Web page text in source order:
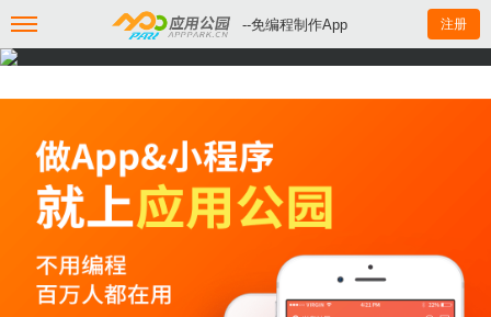
--免编程制作App 注册